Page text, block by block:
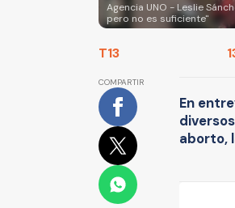
Agencia UNO - Leslie
pero no es suficiente"
T13
COMPARTIR
En
aborto,